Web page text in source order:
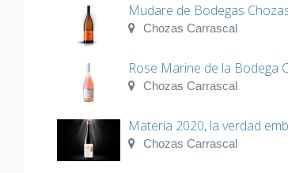
Mudare de Bodegas
Chozas Carrascal
Rose Marine de la Bodega
Chozas Carrascal
Materia 2020, la verdad
Chozas Carrascal